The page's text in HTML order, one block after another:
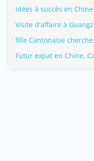
Idées à succès en Chine
Visite d'affaire à
fille Cantonaise
Futur expat en Chine,